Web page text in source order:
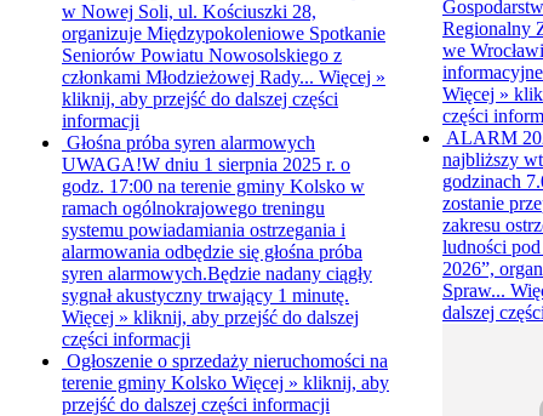
w Nowej Soli, ul. Kościuszki 28,
organizuje Międzypokoleniowe Spotkanie
Seniorów Powiatu Nowosolskiego z
członkami Młodzieżowej Rady... Więcej »
kliknij, aby przejść do dalszej części
informacji
Głośna próba syren alarmowych
UWAGA!W dniu 1 sierpnia 2025 r. o
godz. 17:00 na terenie gminy Kolsko w
ramach ogólnokrajowego treningu
systemu powiadamiania ostrzegania i
alarmowania odbędzie się głośna próba
syren alarmowych.Będzie nadany ciągły
sygnał akustyczny trwający 1 minutę.
Więcej » kliknij, aby przejść do dalszej
części informacji
Ogłoszenie o sprzedaży nieruchomości na
terenie gminy Kolsko Więcej » kliknij, aby
przejść do dalszej części informacji
Regionalny
we
Więcej »
części
ALARM
najbliższy
godzinach
zostanie
zakresu
ludności
2026”,
Spraw...
dalszej